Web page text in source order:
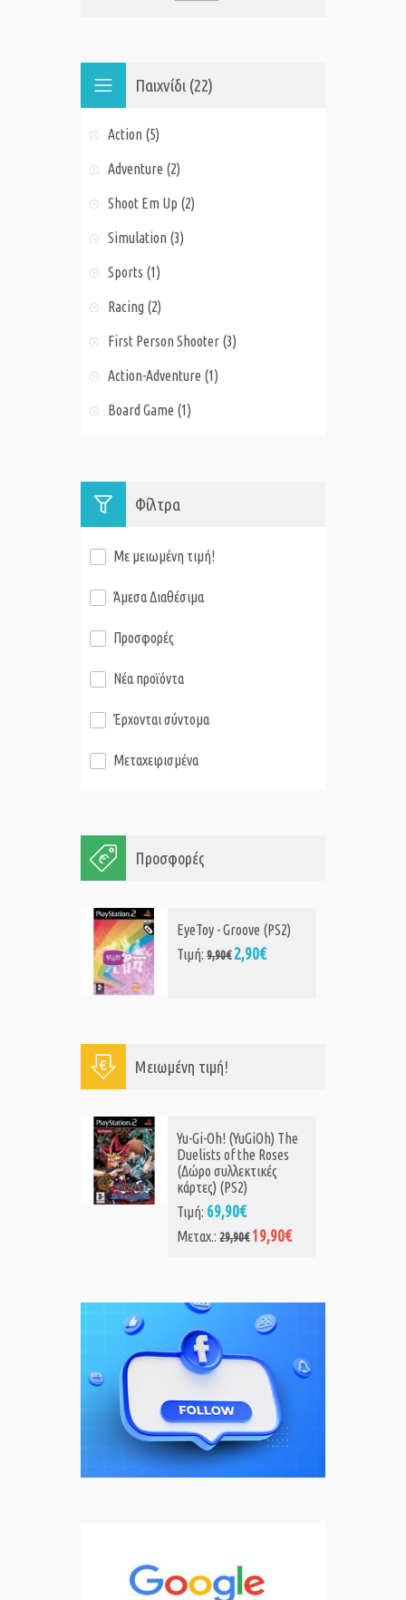
Παιχνίδι (22)
Action (5)
Adventure (2)
Shoot Em Up (2)
Simulation (3)
Sports (1)
Racing (2)
First Person Shooter (3)
Action-Adventure (1)
Board Game (1)
Φίλτρα
Με μειωμένη τιμή!
Άμεσα Διαθέσιμα
Προσφορές
Νέα προϊόντα
Έρχονται σύντομα
Μεταχειρισμένα
Προσφορές
EyeToy - Groove (PS2)
Τιμή:9,90€2,90€
Μειωμένη τιμή!
Yu-Gi-Oh! (YuGiOh) The
Duelists of the Roses
(Δώρο συλλεκτικές
κάρτες) (PS2)
Τιμή: 69,90€
Μεταχ.:29,90€ 19,90€